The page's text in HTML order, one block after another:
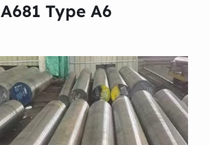
A681 Type A6